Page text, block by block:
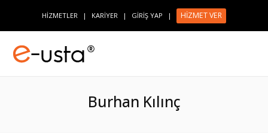
HİZMETLER | KARİYER | GİRİŞ YAP | HİZMET VER
Burhan Kılınç